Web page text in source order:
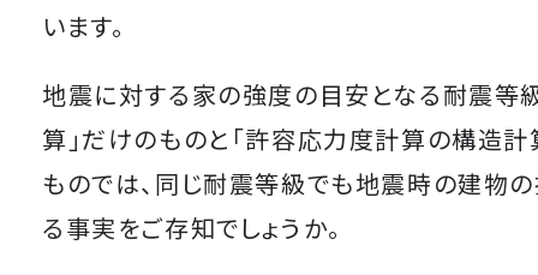
います。
地震に対する家の強度の目安となる耐震等級
算」だけのものと「許容応力度計算の構造計
ものでは、同じ耐震等級でも地震時の建物
る事実をご存知でしょうか。